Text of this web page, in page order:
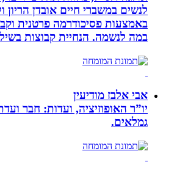
לנשים במשברי חיים אובדן הריון
באמצעות פסיכודרמה פרטנית
במה לנשמה. ‏הנחיית קבוצות בשילוב
אבי אלבז מודיעין
יו”ר האופוזיציה, ועדות: חבר ועדת
גמלאים.